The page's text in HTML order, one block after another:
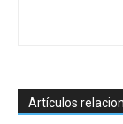
Artículos